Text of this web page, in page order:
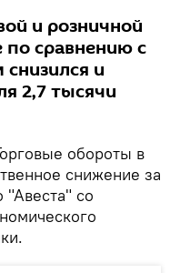
и розничной
по сравнению с
и
2,7 тысячи
обороты в
снижение за
"Авеста" со